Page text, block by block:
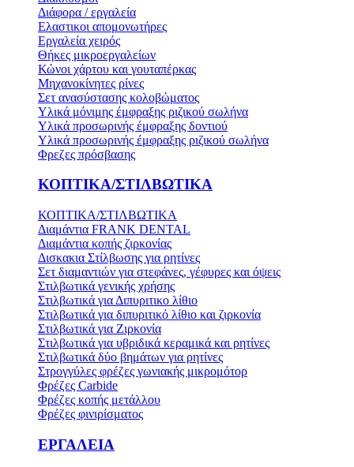
Διάφορα / εργαλεία
Ελαστικοι απομονωτήρες
Εργαλεία χειρός
Θήκες μικροεργαλείων
Κώνοι χάρτου και γουταπέρκας
Μηχανοκίνητες ρίνες
Σετ ανασύστασης κολοβώματος
Υλικά μόνιμης έμφραξης ριζικού σωλήνα
Υλικά προσωρινής έμφραξης δοντιού
Υλικά προσωρινής έμφραξης ριζικού σωλήνα
Φρεζες πρόσβασης
ΚΟΠΤΙΚΑ/ΣΤΙΛΒΩΤΙΚΑ
ΚΟΠΤΙΚΑ/ΣΤΙΛΒΩΤΙΚΑ
Διαμάντια FRANK DENTAL
Διαμάντια κοπής ζιρκονίας
Δισκακια Στίλβωσης για ρητίνες
Σετ διαμαντιών για στεφάνες, γέφυρες και όψεις
Στιλβωτικά γενικής χρήσης
Στιλβωτικά για Διπυριτικο λίθιο
Στιλβωτικά για διπυριτικό λίθιο και ζιρκονία
Στιλβωτικά για Ζιρκονία
Στιλβωτικά για υβριδικά κεραμικά και ρητίνες
Στιλβωτικά δύο βημάτων για ρητίνες
Στρογγύλες φρέζες γωνιακής μικρομότορ
Φρέζες Carbide
Φρέζες κοπής μετάλλου
Φρέζες φινιρίσματος
ΕΡΓΑΛΕΙΑ